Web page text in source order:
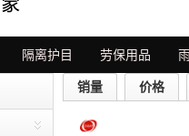
隔离护目 劳保用品
销量 价格